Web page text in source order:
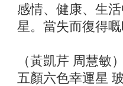
感情、健康、生
星。當失而復得
（黃凱芹 周慧敏）
五顏六色幸運星